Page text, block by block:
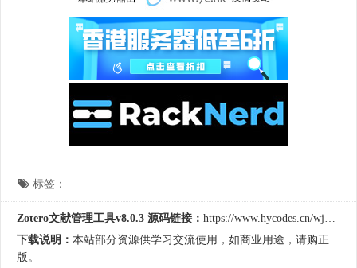
标签：
Zotero文献管理工具v8.0.3 源码链接： https://www.hycodes.cn/wjgl/741.html
下载说明： 本站部分资源供学习交流使用，如商业用途，请购正
版。